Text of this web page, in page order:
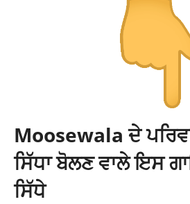
Moosewala ਦੇ
ਸਿੱਧਾ ਬੋਲਣ ਵਾਲੇ ਇਸ
ਸਿੱਧੇ